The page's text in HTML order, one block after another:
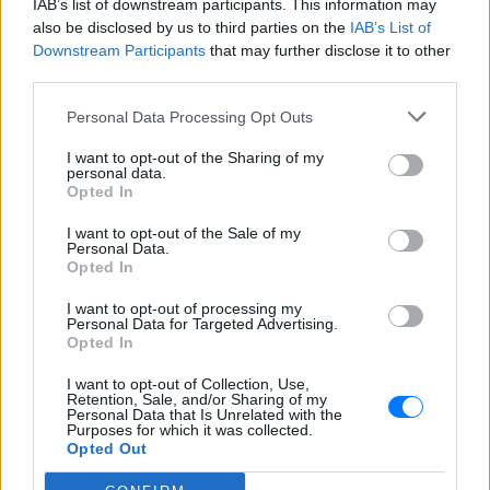
IAB’s list of downstream participants. This information may
also be disclosed by us to third parties on the IAB’s List of
Downstream Participants that may further disclose it to other
Personal Data Processing Opt Outs
I want to opt-out of the Sharing of my
personal data.
Opted In
I want to opt-out of the Sale of my
Personal Data.
Opted In
I want to opt-out of processing my
Personal Data for Targeted Advertising.
Opted In
I want to opt-out of Collection, Use,
Retention, Sale, and/or Sharing of my
Personal Data that Is Unrelated with the
Purposes for which it was collected.
Opted Out
ΔΕΙΤΕ ΕΠΙΣΗΣ
ΣΤΗΝ ΙΔΙΑ ΚΑΤΗΓΟΡΙΑ
Χρήστος Δάντης: «Συνάδελφοι
έγραψα το """"My Number
One""""»
ΣΉΜΕΡΑ
αχαριστία που βιώνει στον χώρο της